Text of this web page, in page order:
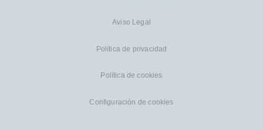
Aviso Legal
Política de privacidad
Política de cookies
Configuración de cookies